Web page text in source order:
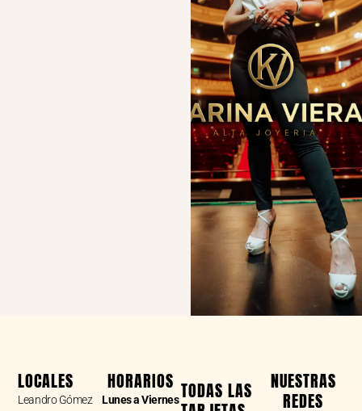
LOCALES
Leandro Gómez
HORARIOS
Lunes a ViernesTODAS LAS
NUESTRAS
REDES